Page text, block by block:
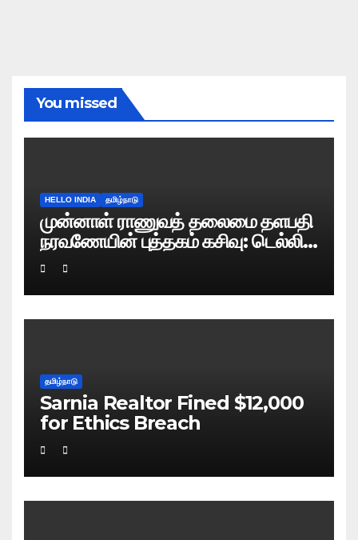
You missed
HELLO INDIA தமிழ்நாடு
முன்னாள் ராணுவத் தலைமை தளபதி
நரவணேயின் புத்தகம் கசிவு: டெல்லி
போலிஸ் வழக்குப் பதிவு!
தமிழ்நாடு
Sarnia Realtor Fined $12,000
for Ethics Breach